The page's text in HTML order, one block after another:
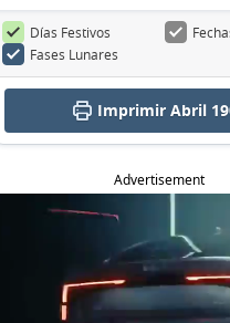
Días Festivos
Fases Lunares
Imprimir Abril
Advertisement